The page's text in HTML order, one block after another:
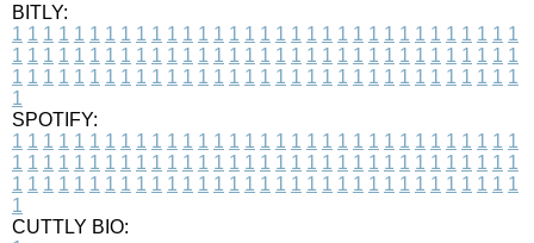
BITLY:
1 1 1 1 1 1 1 1 1 1 1 1 1 1 1 1 1 1 1 1 1 1 1 1 1 1 1 1 1 1 1 1 1
1 1 1 1 1 1 1 1 1 1 1 1 1 1 1 1 1 1 1 1 1 1 1 1 1 1 1 1 1 1 1 1 1
1 1 1 1 1 1 1 1 1 1 1 1 1 1 1 1 1 1 1 1 1 1 1 1 1 1 1 1 1 1 1 1 1
1
SPOTIFY:
1 1 1 1 1 1 1 1 1 1 1 1 1 1 1 1 1 1 1 1 1 1 1 1 1 1 1 1 1 1 1 1 1
1 1 1 1 1 1 1 1 1 1 1 1 1 1 1 1 1 1 1 1 1 1 1 1 1 1 1 1 1 1 1 1 1
1 1 1 1 1 1 1 1 1 1 1 1 1 1 1 1 1 1 1 1 1 1 1 1 1 1 1 1 1 1 1 1 1
1
CUTTLY BIO: